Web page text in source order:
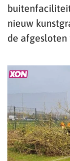
nieuw
de afgesloten